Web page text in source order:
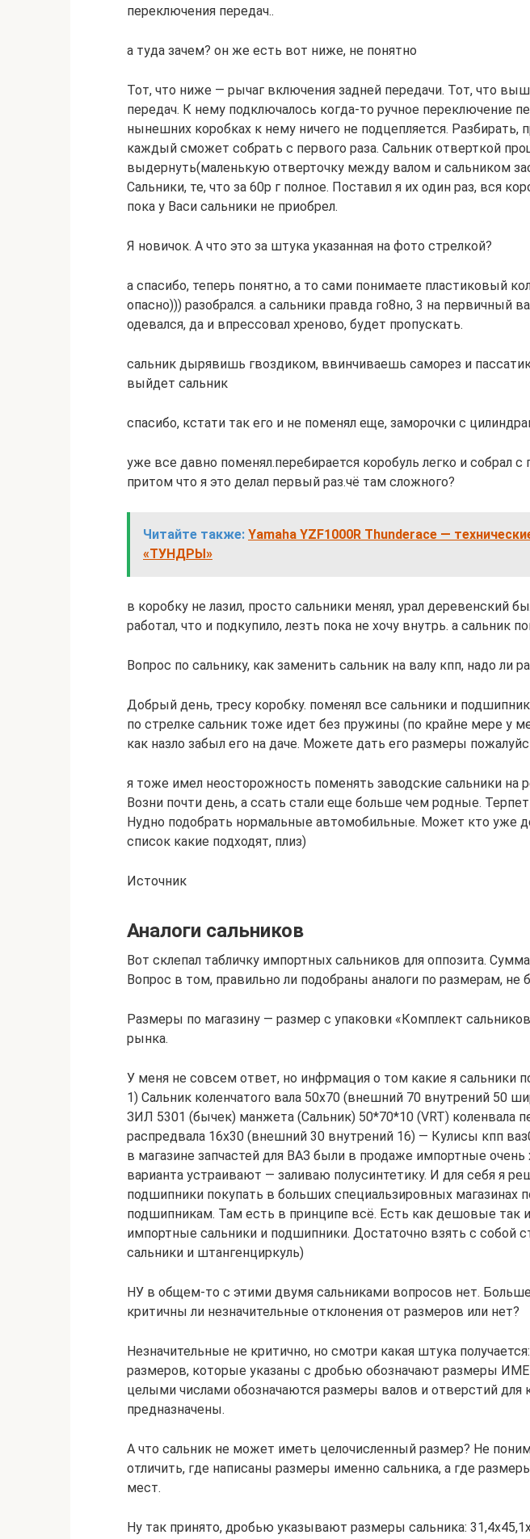
переключения передач..
а туда зачем? он же есть вот ниже, не понятно
Тот, что ниже — рычаг включения задней передачи. Тот, что
передач. К нему подключалось когда-то ручное переключение
нынешних коробках к нему ничего не подцепляется. Разбирать,
каждый сможет собрать с первого раза. Сальник отверткой
выдернуть(маленькую отверточку между валом и сальником
Сальники, те, что за 60р г полное. Поставил я их один раз, вся
пока у Васи сальники не приобрел.
Я новичок. А что это за штука указанная на фото стрелкой?
а спасибо, теперь понятно, а то сами понимаете пластиковый
опасно))) разобрался. а сальники правда го8но, 3 на первичный
одевался, да и впрессовал хреново, будет пропускать.
сальник дырявишь гвоздиком, ввинчиваешь саморез и
выйдет сальник
спасибо, кстати так его и не поменял еще, заморочки с
уже все давно поменял.перебирается коробуль легко и собрал с
притом что я это делал первый раз.чё там сложного?
Читайте также: Yamaha YZF1000R Thunderace —
«ТУНДРЫ»
в коробку не лазил, просто сальники менял, урал деревенский
работал, что и подкупило, лезть пока не хочу внутрь. а сальник
Вопрос по сальнику, как заменить сальник на валу кпп, надо ли
Добрый день, тресу коробку. поменял все сальники и
по стрелке сальник тоже идет без пружины (по крайне мере у
как назло забыл его на даче. Можете дать его размеры
я тоже имел неосторожность поменять заводские сальники на
Возни почти день, а ссать стали еще больше чем родные.
Нудно подобрать нормальные автомобильные. Может кто уже
список какие подходят, плиз)
Источник
Аналоги сальников
Вот склепал табличку импортных сальников для оппозита.
Вопрос в том, правильно ли подобраны аналоги по размерам, не
Размеры по магазину — размер с упаковки «Комплект
рынка.
У меня не совсем ответ, но инфрмация о том какие я сальники
1) Сальник коленчатого вала 50х70 (внешний 70 внутрений 50
ЗИЛ 5301 (бычек) манжета (Сальник) 50*70*10 (VRT) коленвала
распредвала 16х30 (внешний 30 внутрений 16) — Кулисы кпп
в магазине запчастей для ВАЗ были в продаже импортные
варианта устраивают — заливаю полусинтетику. И для себя я
подшипники покупать в больших специальзировных магазинах
подшипникам. Там есть в принципе всё. Есть как дешовые так
импортные сальники и подшипники. Достаточно взять с собой
сальники и штангенциркуль)
НУ в общем-то с этими двумя сальниками вопросов нет.
критичны ли незначительные отклонения от размеров или нет?
Незначительные не критично, но смотри какая штука
размеров, которые указаны с дробью обозначают размеры
целыми числами обозначаются размеры валов и отверстий для
предназначены.
А что сальник не может иметь целочисленный размер? Не
отличить, где написаны размеры именно сальника, а где
мест.
Ну так принято, дробью указывают размеры сальника: